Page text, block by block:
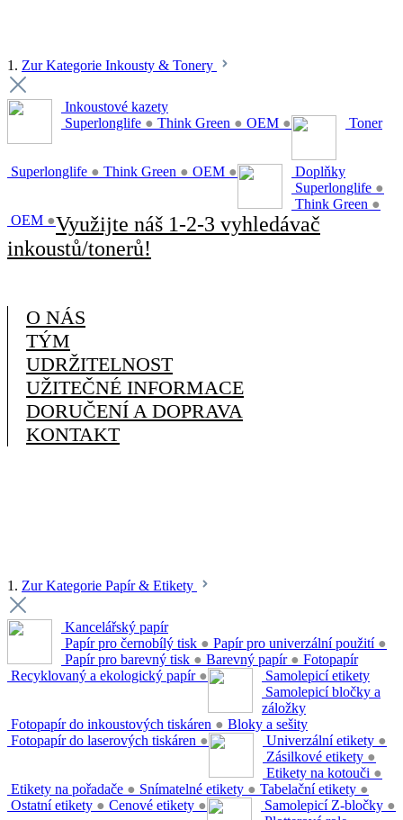
1. Zur Kategorie Inkousty & Tonery
Inkoustové kazety
Superlonglife ● Think Green ● OEM ● Toner
Superlonglife ● Think Green ● OEM ●
Doplňky
Superlonglife ●
Think Green ●
OEM ●Využijte náš 1-2-3 vyhledávač
inkoustů/tonerů!
O NÁS
TÝM
UDRŽITELNOST
UŽITEČNÉ INFORMACE
DORUČENÍ A DOPRAVA
KONTAKT
1. Zur Kategorie Papír & Etikety
Kancelářský papír
Papír pro černobílý tisk ● Papír pro univerzální použití ●
Papír pro barevný tisk ● Barevný papír ●
Recyklovaný a ekologický papír ●
Fotopapír
Fotopapír do inkoustových tiskáren ●
Fotopapír do laserových tiskáren ●
Samolepicí etikety
Univerzální etikety ●
Zásilkové etikety ●
Etikety na kotouči ●
Etikety na pořadače ● Snímatelné etikety ● Tabelační etikety ●
Ostatní etikety ● Cenové etikety ●
Samolepicí bločky a
záložky
Samolepicí Z-bločky ●
Bloky a sešity